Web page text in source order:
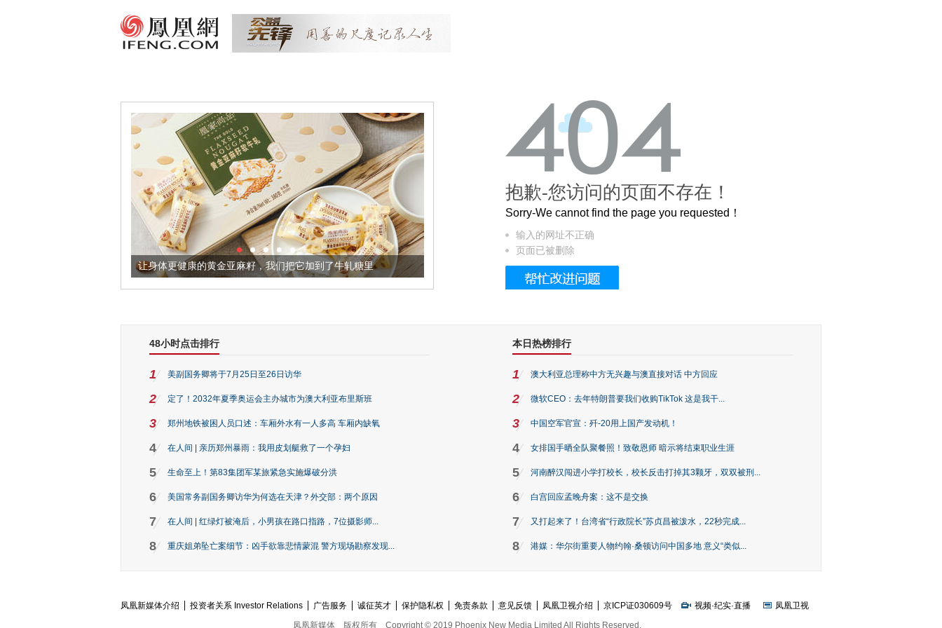
让身体更健康的黄金亚麻籽，我们把它加到了牛轧糖里 被列入佛家七宝的它到底有多美？
抱歉-您访问的页面不存在！
Sorry-We cannot find the page you requested！
输入的网址不正确
页面已被删除
48小时点击排行
1 美副国务卿将于7月25日至26日访华
2 定了！2032年夏季奥运会主办城市为澳大利亚布里斯班
3 郑州地铁被困人员口述：车厢外水有一人多高 车厢内缺氧
4 在人间 | 亲历郑州暴雨：我用皮划艇救了一个孕妇
5 生命至上！第83集团军某旅紧急实施爆破分洪
6 美国常务副国务卿访华为何选在天津？外交部：两个原因
7 在人间 | 红绿灯被淹后，小男孩在路口指路，7位摄影师...
8 重庆姐弟坠亡案细节：凶手欲靠悲情蒙混 警方现场勘察发现...
本日热榜排行
1 澳大利亚总理称中方无兴趣与澳直接对话 中方回应
2 微软CEO：去年特朗普要我们收购TikTok 这是我干...
3 中国空军官宣：歼-20用上国产发动机！
4 女排国手晒全队聚餐照！致敬恩师 暗示将结束职业生涯
5 河南醉汉闯进小学打校长，校长反击打掉其3颗牙，双双被刑...
6 白宫回应孟晚舟案：这不是交换
7 又打起来了！台湾省“行政院长”苏贞昌被泼水，22秒完成...
8 港媒：华尔街重要人物约翰·桑顿访问中国多地 意义“类似...
凤凰新媒体介绍 投资者关系 Investor Relations 广告服务 诚征英才 保护隐私权 免责条款 意见反馈 凤凰卫视介绍 京ICP证030609号 视频·纪实·直播
凤凰卫视
凤凰新媒体
版权所有 Copyright © 2019 Phoenix New Media Limited All Rights Reserved.